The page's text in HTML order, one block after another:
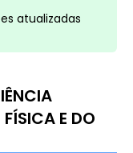
atualizadas
E DO